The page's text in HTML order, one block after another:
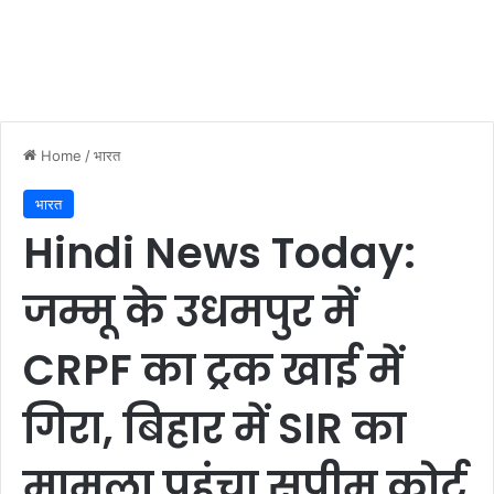
Home /भारत
भारत
Hindi News Today:
जम्मू के उधमपुर में
CRPF का ट्रक खाई में
गिरा, बिहार में SIR का